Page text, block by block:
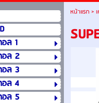
ล 1
อล 2
อล 3
อล 4
อล 5
หน้าแรก>